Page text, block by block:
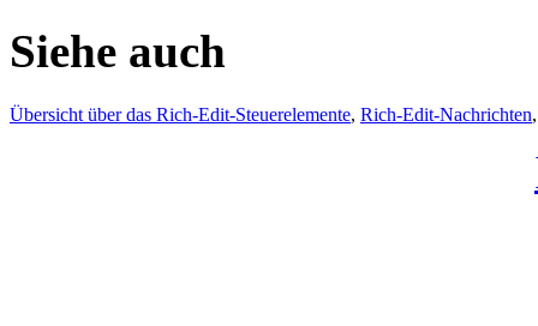
Siehe auch
Übersicht über das Rich-Edit-Steuerelemente, Rich-Edit-Nachrichten